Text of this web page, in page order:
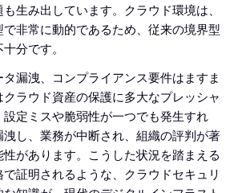
生み出しています。クラウド環境は、
非常に動的であるため、従来の境界型
分です。
漏洩、コンプライアンス要件はますま
ラウド資産の保護に多大なプレッシャ
定ミスや脆弱性が一つでも発生すれ
し、業務が中断され、組織の評判が著
性があります。こうした状況を踏まえる
証明されるような、クラウドセキュリ